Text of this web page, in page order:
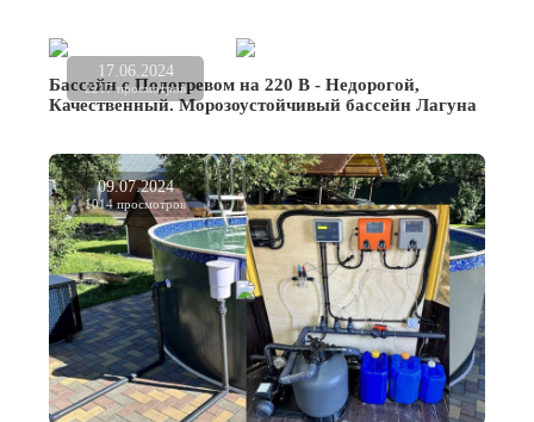
17.06.2024
2217 просмотров
Бассейн с Подогревом на 220 В - Недорогой,
Качественный. Морозоустойчивый бассейн Лагуна
09.07.2024
1014 просмотров